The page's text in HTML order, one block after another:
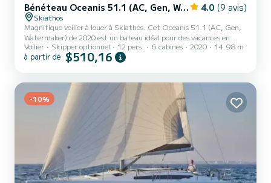
Bénéteau Oceanis 51.1 (AC, Gen, Watermaker) 4.0 (9 avis)
Skiathos
Magnifique voilier à louer à Skiathos. Cet Oceanis 51.1 (AC, Gen,
Watermaker) de 2020 est un bateau idéal pour des vacances en
famille ou entre amis. Le bateau dispose de 6 cabine(s) entièrement
équipée(s) et d'une capacité de 12 personnes. D'une longueur hors
Oceanis 51.1 (AC, Gen, Watermaker) est équipé de 3 salles d'eau
avec douche. Ce bateau est équipé d'u...
Voilier Skipper optionnel 12 pers. 6 cabines 2020 14.98 m
à partir de $510,16
-10%